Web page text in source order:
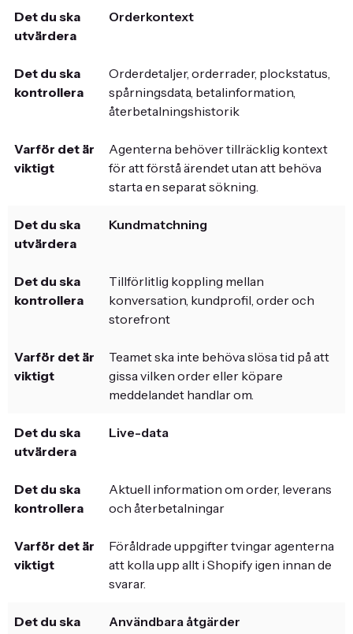
Orderkontext
Orderdetaljer, orderrader, plockstatus,
spårningsdata, betalinformation,
återbetalningshistorik
Agenterna behöver tillräcklig kontext
för att förstå ärendet utan att behöva
starta en separat sökning.
Kundmatchning
Tillförlitlig koppling mellan
konversation, kundprofil, order och
storefront
Teamet ska inte behöva slösa tid på att
gissa vilken order eller köpare
meddelandet handlar om.
Live-data
Aktuell information om order, leverans
och återbetalningar
Föråldrade uppgifter tvingar agenterna
att kolla upp allt i Shopify igen innan de
svarar.
Användbara åtgärder